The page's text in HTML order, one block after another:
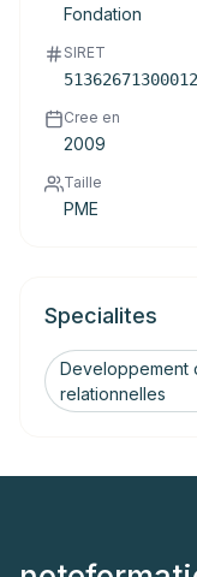
Fondation
SIRET
51362671300012
Cree en
2009
Taille
PME
Specialites
Developpement
relationnelles